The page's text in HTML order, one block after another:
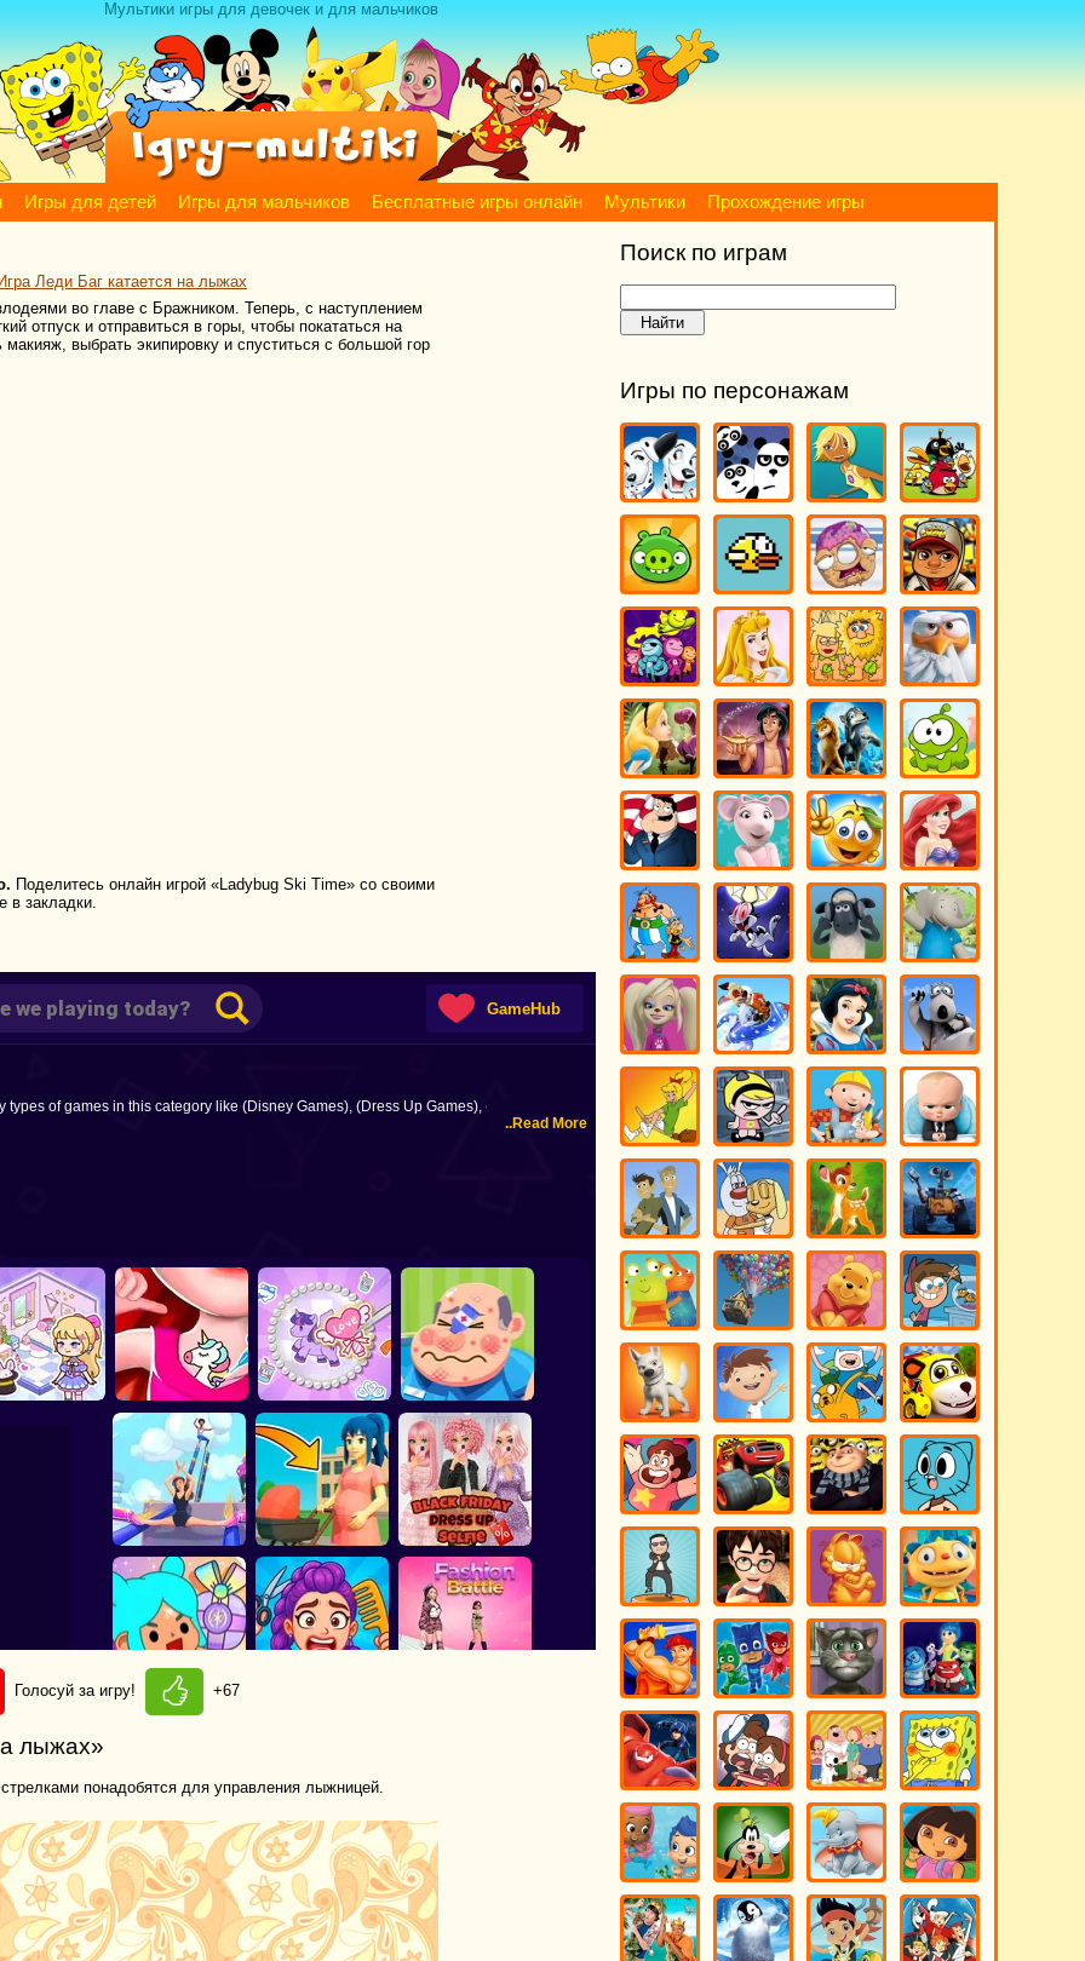
Мультики игры для девочек и для мальчиков
Игры для детей Игры для мальчиков Бесплатные игры онлайн Мультики Прохождение игры
Игра Леди Баг катается на лыжах
во главе с Бражником. Теперь, с наступлением
отпуск и отправиться в горы, чтобы покататься на
выбрать экипировку и спуститься с большой гор
Поделитесь онлайн игрой «Ladybug Ski Time» со своими
в закладки.
Голосуй за игру! +67
лыжах»
понадобятся для управления лыжницей.
Поиск по играм
Игры по персонажам